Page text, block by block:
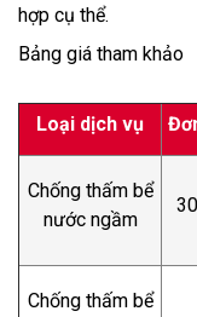
hợp cụ thể.
Bảng giá tham khảo
Loại dịch vụ
Chống thấm bể
nước ngầm
Chống thấm bể